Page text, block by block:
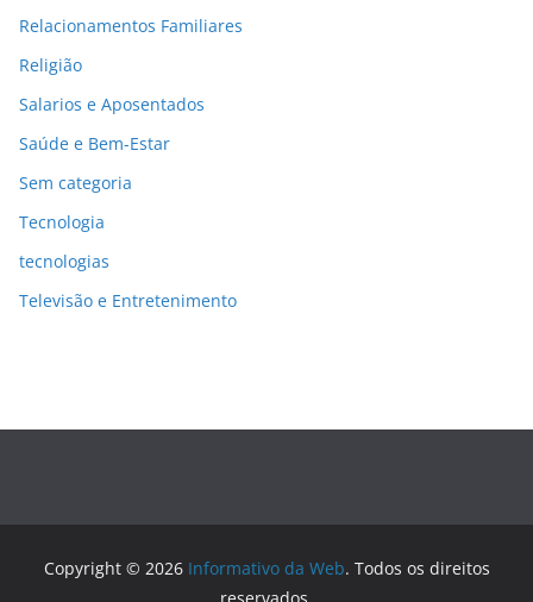
Relacionamentos Familiares
Religião
Salarios e Aposentados
Saúde e Bem-Estar
Sem categoria
Tecnologia
tecnologias
Televisão e Entretenimento
Copyright © 2026 Informativo da Web. Todos os direitos